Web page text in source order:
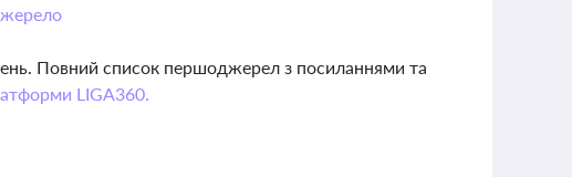
Повний список першоджерел з посиланнями та
LIGA360.